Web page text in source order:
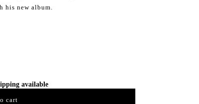
his new album.​
available
cart